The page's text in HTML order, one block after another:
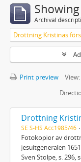
Archival
Print preview
View:
SE S-HS Acc1985/46
Fotokopior av
jesuitgeneralen
Sven Stolpe, s.